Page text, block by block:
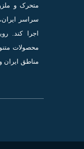
سراسر
اجرا کند.
محصولات
مناطق